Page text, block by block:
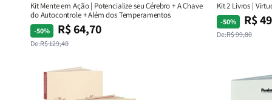
Kit Mente em Ação | Potencialize seu Cérebro + A Chave
do Autocontrole + Além dos Temperamentos
-50%
Preço
normal
De:R$ 129,40
Preço
promocional
R$ 64,70
Kit 2 Livros |
-50%
Preço
normal
De:R$ 99,80
Preço
promocional
R$